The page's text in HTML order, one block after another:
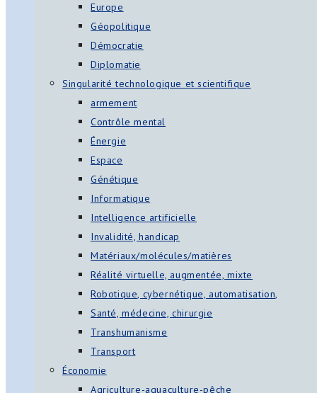
Europe
Géopolitique
Démocratie
Diplomatie
Singularité technologique et scientifique
armement
Contrôle mental
Énergie
Espace
Génétique
Informatique
Intelligence artificielle
Invalidité, handicap
Matériaux/molécules/matières
Réalité virtuelle, augmentée, mixte
Robotique, cybernétique, automatisation,
Santé, médecine, chirurgie
Transhumanisme
Transport
Économie
Agriculture-aquaculture-pêche